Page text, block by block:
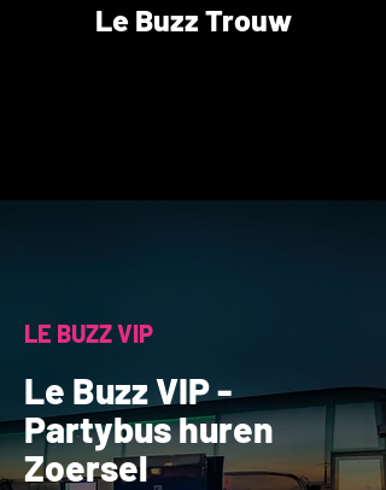
Le Buzz Trouw
LE BUZZ VIP
Le Buzz VIP -
Partybus huren
Zoersel